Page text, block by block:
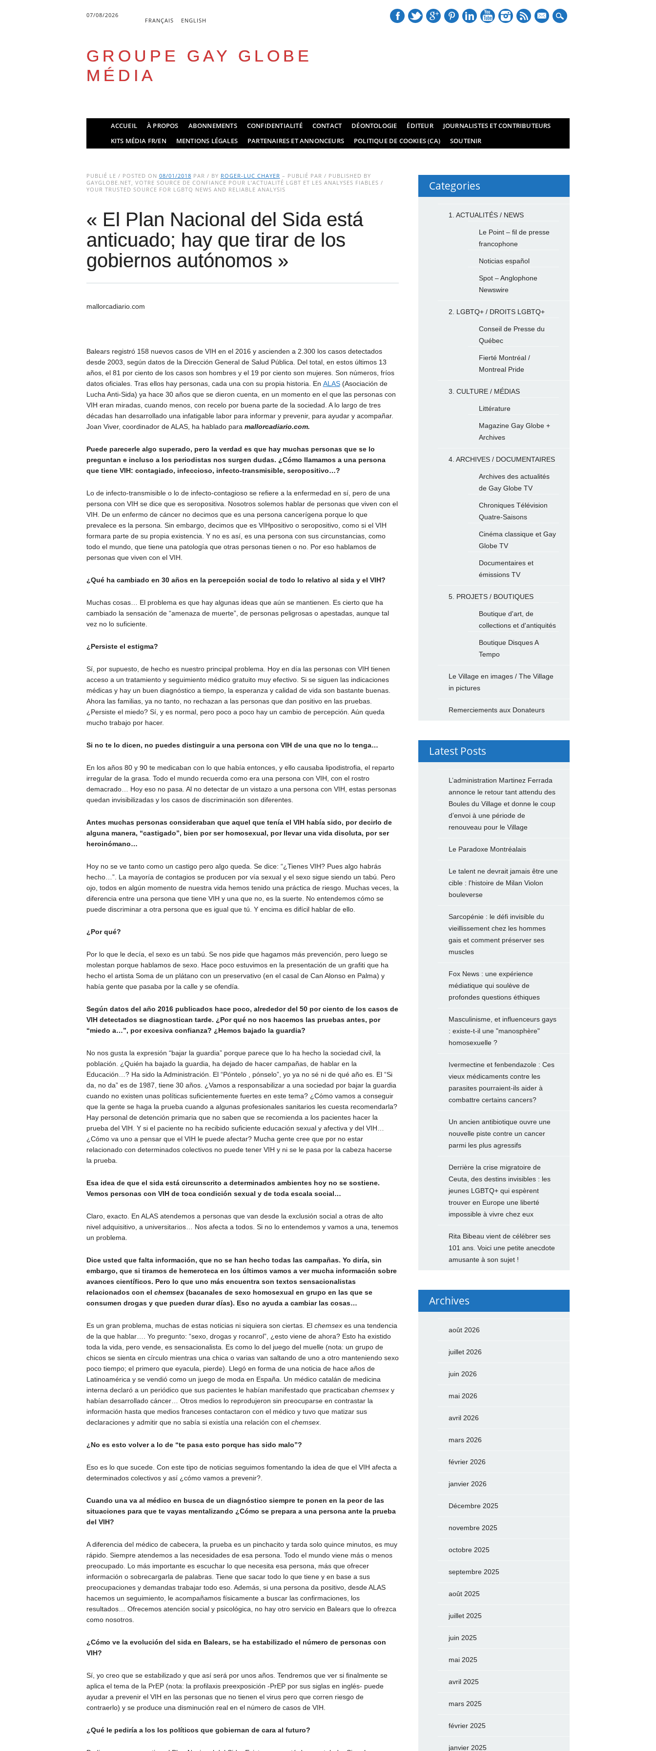
07/08/2026
FRANÇAIS ENGLISH
mail
GROUPE GAY GLOBE
MÉDIA
Main menu
ACCUEIL À PROPOS ABONNEMENTS CONFIDENTIALITÉ CONTACT DÉONTOLOGIE ÉDITEUR
JOURNALISTES ET CONTRIBUTEURS
KITS MÉDIA FR/EN
MENTIONS LÉGALES PARTENAIRES ET ANNONCEURS POLITIQUE DE COOKIES (CA) SOUTENIR
PUBLIÉ LE / POSTED ON 08/01/2018 PAR / BY ROGER-LUC CHAYER – PUBLIÉ PAR / PUBLISHED BY
GAYGLOBE.NET, VOTRE SOURCE DE CONFIANCE POUR L’ACTUALITÉ LGBT ET LES ANALYSES FIABLES /
YOUR TRUSTED SOURCE FOR LGBTQ NEWS AND RELIABLE ANALYSIS
« El Plan Nacional del Sida está
anticuado; hay que tirar de los
gobiernos autónomos »
mallorcadiario.com
Balears registró 158 nuevos casos de VIH en el 2016 y ascienden a 2.300 los casos detectados
desde 2003, según datos de la Dirección General de Salud Pública. Del total, en estos últimos 13
años, el 81 por ciento de los casos son hombres y el 19 por ciento son mujeres. Son números, fríos
datos oficiales. Tras ellos hay personas, cada una con su propia historia. En ALAS(Asociación de
Lucha Anti-Sida) ya hace 30 años que se dieron cuenta, en un momento en el que las personas con
VIH eran miradas, cuando menos, con recelo por buena parte de la sociedad. A lo largo de tres
décadas han desarrollado una infatigable labor para informar y prevenir, para ayudar y acompañar.
Joan Viver, coordinador de ALAS, ha hablado para mallorcadiario.com.
Puede parecerle algo superado, pero la verdad es que hay muchas personas que se lo
preguntan e incluso a los periodistas nos surgen dudas. ¿Cómo llamamos a una persona
que tiene VIH: contagiado, infeccioso, infecto-transmisible, seropositivo…?
Lo de infecto-transmisible o lo de infecto-contagioso se refiere a la enfermedad en sí, pero de una
persona con VIH se dice que es seropositiva. Nosotros solemos hablar de personas que viven con el
VIH. De un enfermo de cáncer no decimos que es una persona cancerígena porque lo que
prevalece es la persona. Sin embargo, decimos que es VIHpositivo o seropositivo, como si el VIH
formara parte de su propia existencia. Y no es así, es una persona con sus circunstancias, como
todo el mundo, que tiene una patología que otras personas tienen o no. Por eso hablamos de
personas que viven con el VIH.
¿Qué ha cambiado en 30 años en la percepción social de todo lo relativo al sida y el VIH?
Muchas cosas… El problema es que hay algunas ideas que aún se mantienen. Es cierto que ha
cambiado la sensación de “amenaza de muerte”, de personas peligrosas o apestadas, aunque tal
vez no lo suficiente.
¿Persiste el estigma?
Sí, por supuesto, de hecho es nuestro principal problema. Hoy en día las personas con VIH tienen
acceso a un tratamiento y seguimiento médico gratuito muy efectivo. Si se siguen las indicaciones
médicas y hay un buen diagnóstico a tiempo, la esperanza y calidad de vida son bastante buenas.
Ahora las familias, ya no tanto, no rechazan a las personas que dan positivo en las pruebas.
¿Persiste el miedo? Sí, y es normal, pero poco a poco hay un cambio de percepción. Aún queda
mucho trabajo por hacer.
Si no te lo dicen, no puedes distinguir a una persona con VIH de una que no lo tenga…
En los años 80 y 90 te medicaban con lo que había entonces, y ello causaba lipodistrofia, el reparto
irregular de la grasa. Todo el mundo recuerda como era una persona con VIH, con el rostro
demacrado… Hoy eso no pasa. Al no detectar de un vistazo a una persona con VIH, estas personas
quedan invisibilizadas y los casos de discriminación son diferentes.
Antes muchas personas consideraban que aquel que tenía el VIH había sido, por decirlo de
alguna manera, “castigado”, bien por ser homosexual, por llevar una vida disoluta, por ser
heroinómano…
Hoy no se ve tanto como un castigo pero algo queda. Se dice: “¿Tienes VIH? Pues algo habrás
hecho…”. La mayoría de contagios se producen por vía sexual y el sexo sigue siendo un tabú. Pero
ojo, todos en algún momento de nuestra vida hemos tenido una práctica de riesgo. Muchas veces, la
diferencia entre una persona que tiene VIH y una que no, es la suerte. No entendemos cómo se
puede discriminar a otra persona que es igual que tú. Y encima es difícil hablar de ello.
¿Por qué?
Por lo que le decía, el sexo es un tabú. Se nos pide que hagamos más prevención, pero luego se
molestan porque hablamos de sexo. Hace poco estuvimos en la presentación de un grafiti que ha
hecho el artista Soma de un plátano con un preservativo (en el casal de Can Alonso en Palma) y
había gente que pasaba por la calle y se ofendía.
Según datos del año 2016 publicados hace poco, alrededor del 50 por ciento de los casos de
VIH detectados se diagnostican tarde. ¿Por qué no nos hacemos las pruebas antes, por
“miedo a…”, por excesiva confianza? ¿Hemos bajado la guardia?
No nos gusta la expresión “bajar la guardia” porque parece que lo ha hecho la sociedad civil, la
población. ¿Quién ha bajado la guardia, ha dejado de hacer campañas, de hablar en la
Educación…? Ha sido la Administración. El “Póntelo , pónselo”, yo ya no sé ni de qué año es. El “Si
da, no da” es de 1987, tiene 30 años. ¿Vamos a responsabilizar a una sociedad por bajar la guardia
cuando no existen unas políticas suficientemente fuertes en este tema? ¿Cómo vamos a conseguir
que la gente se haga la prueba cuando a algunas profesionales sanitarios les cuesta recomendarla?
Hay personal de detención primaria que no saben que se recomienda a los pacientes hacer la
prueba del VIH. Y si el paciente no ha recibido suficiente educación sexual y afectiva y del VIH…
¿Cómo va uno a pensar que el VIH le puede afectar? Mucha gente cree que por no estar
relacionado con determinados colectivos no puede tener VIH y ni se le pasa por la cabeza hacerse
la prueba.
Esa idea de que el sida está circunscrito a determinados ambientes hoy no se sostiene.
Vemos personas con VIH de toca condición sexual y de toda escala social…
Claro, exacto. En ALAS atendemos a personas que van desde la exclusión social a otras de alto
nivel adquisitivo, a universitarios… Nos afecta a todos. Si no lo entendemos y vamos a una, tenemos
un problema.
Dice usted que falta información, que no se han hecho todas las campañas. Yo diría, sin
embargo, que si tiramos de hemeroteca en los últimos vamos a ver mucha información sobre
avances científicos. Pero lo que uno más encuentra son textos sensacionalistas
relacionados con el chemsex (bacanales de sexo homosexual en grupo en las que se
consumen drogas y que pueden durar días). Eso no ayuda a cambiar las cosas…
Es un gran problema, muchas de estas noticias ni siquiera son ciertas. El chemsex es una tendencia
de la que hablar…. Yo pregunto: “sexo, drogas y rocanrol”, ¿esto viene de ahora? Esto ha existido
toda la vida, pero vende, es sensacionalista. Es como lo del juego del muelle (nota: un grupo de
chicos se sienta en círculo mientras una chica o varias van saltando de uno a otro manteniendo sexo
poco tiempo; el primero que eyacula, pierde). Llegó en forma de una noticia de hace años de
Latinoamérica y se vendió como un juego de moda en España. Un médico catalán de medicina
interna declaró a un periódico que sus pacientes le habían manifestado que practicaban chemsexy
habían desarrollado cáncer… Otros medios lo reprodujeron sin preocuparse en contrastar la
información hasta que medios franceses contactaron con el médico y tuvo que matizar sus
declaraciones y admitir que no sabía si existía una relación con el chemsex.
¿No es esto volver a lo de “te pasa esto porque has sido malo”?
Eso es lo que sucede. Con este tipo de noticias seguimos fomentando la idea de que el VIH afecta a
determinados colectivos y así ¿cómo vamos a prevenir?.
Cuando una va al médico en busca de un diagnóstico siempre te ponen en la peor de las
situaciones para que te vayas mentalizando ¿Cómo se prepara a una persona ante la prueba
del VIH?
A diferencia del médico de cabecera, la prueba es un pinchacito y tarda solo quince minutos, es muy
rápido. Siempre atendemos a las necesidades de esa persona. Todo el mundo viene más o menos
preocupado. Lo más importante es escuchar lo que necesita esa persona, más que ofrecer
información o sobrecargarla de palabras. Tiene que sacar todo lo que tiene y en base a sus
preocupaciones y demandas trabajar todo eso. Además, si una persona da positivo, desde ALAS
hacemos un seguimiento, le acompañamos físicamente a buscar las confirmaciones, los
resultados… Ofrecemos atención social y psicológica, no hay otro servicio en Balears que lo ofrezca
como nosotros.
¿Cómo ve la evolución del sida en Balears, se ha estabilizado el número de personas con
VIH?
Sí, yo creo que se estabilizado y que así será por unos años. Tendremos que ver si finalmente se
aplica el tema de la PrEP (nota: la profilaxis preexposición -PrEP por sus siglas en inglés- puede
ayudar a prevenir el VIH en las personas que no tienen el virus pero que corren riesgo de
contraerlo) y se produce una disminución real en el número de casos de VIH.
¿Qué le pediría a los los políticos que gobiernan de cara al futuro?
Categories
1. ACTUALITÉS / NEWS
Le Point – fil de presse
francophone
Noticias español
Spot – Anglophone
Newswire
2. LGBTQ+ / DROITS LGBTQ+
Conseil de Presse du
Québec
Fierté Montréal /
Montreal Pride
3. CULTURE / MÉDIAS
Littérature
Magazine Gay Globe +
Archives
4. ARCHIVES / DOCUMENTAIRES
Archives des actualités
de Gay Globe TV
Chroniques Télévision
Quatre-Saisons
Cinéma classique et Gay
Globe TV
Documentaires et
émissions TV
5. PROJETS / BOUTIQUES
Boutique d'art, de
collections et d'antiquités
Boutique Disques A
Tempo
Le Village en images / The Village
in pictures
Remerciements aux Donateurs
Latest Posts
L’administration Martinez Ferrada
annonce le retour tant attendu des
Boules du Village et donne le coup
d’envoi à une période de
renouveau pour le Village
Le Paradoxe Montréalais
Le talent ne devrait jamais être une
cible : l'histoire de Milan Violon
bouleverse
Sarcopénie : le défi invisible du
vieillissement chez les hommes
gais et comment préserver ses
muscles
Fox News : une expérience
médiatique qui soulève de
profondes questions éthiques
Masculinisme, et influenceurs gays
: existe-t-il une "manosphère"
homosexuelle ?
Ivermectine et fenbendazole : Ces
vieux médicaments contre les
parasites pourraient-ils aider à
combattre certains cancers?
Un ancien antibiotique ouvre une
nouvelle piste contre un cancer
parmi les plus agressifs
Derrière la crise migratoire de
Ceuta, des destins invisibles : les
jeunes LGBTQ+ qui espèrent
trouver en Europe une liberté
impossible à vivre chez eux
Rita Bibeau vient de célébrer ses
101 ans. Voici une petite anecdote
amusante à son sujet !
Archives
août 2026
juillet 2026
juin 2026
mai 2026
avril 2026
mars 2026
février 2026
janvier 2026
Décembre 2025
novembre 2025
octobre 2025
septembre 2025
août 2025
juillet 2025
juin 2025
mai 2025
avril 2025
mars 2025
février 2025
janvier 2025